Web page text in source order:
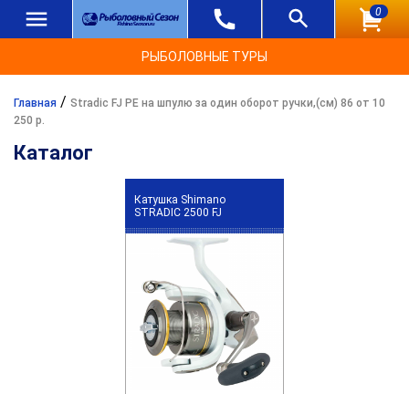
0
РЫБОЛОВНЫЕ ТУРЫ
Главная / Stradic FJ PE на шпулю за один оборот ручки,(см) 86 от 10
250 р.
Каталог
Катушка Shimano
STRADIC 2500 FJ